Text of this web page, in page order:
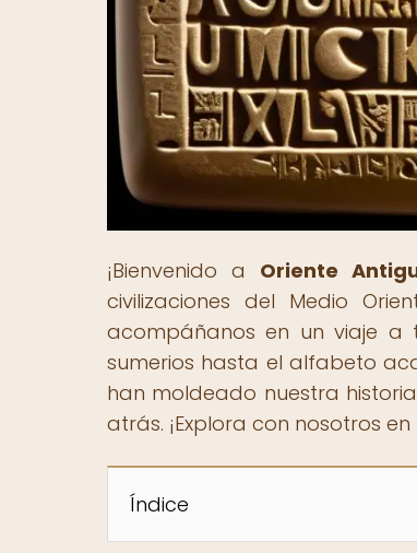
¡Bienvenido a Oriente
civilizaciones del Medio
acompáñanos en un viaje a
sumerios hasta el alfabeto
han moldeado nuestra
atrás. ¡Explora con nosotros
Índice